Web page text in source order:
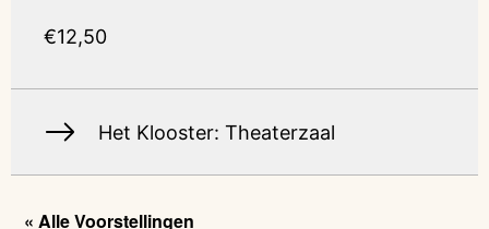
« Alle Voorstellingen
€12,50
Het Klooster: Theaterzaal